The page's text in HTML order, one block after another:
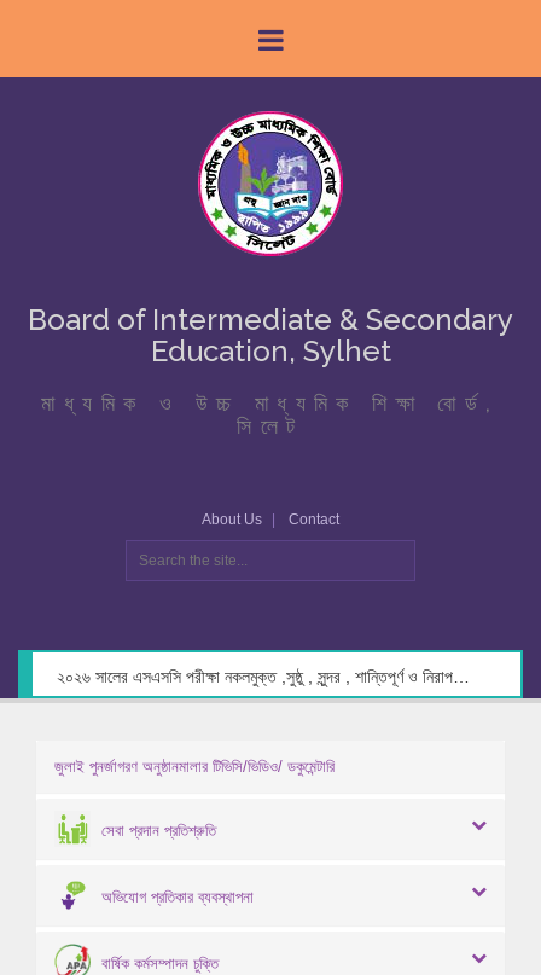
Board of Intermediate & Secondary
Education, Sylhet
মাধ্যমিক ও উচ্চ মাধ্যমিক শিক্ষা বোর্ড,
সিলেট
About Us Contact
জুলাই পুনর্জাগরণ অনুষ্ঠানমালার টিভিসি/ভিডিও/ ডকুমেন্টারি
সেবা প্রদান প্রতিশ্রুতি
অভিযোগ প্রতিকার ব্যবস্থাপনা
বার্ষিক কর্মসম্পাদন চুক্তি